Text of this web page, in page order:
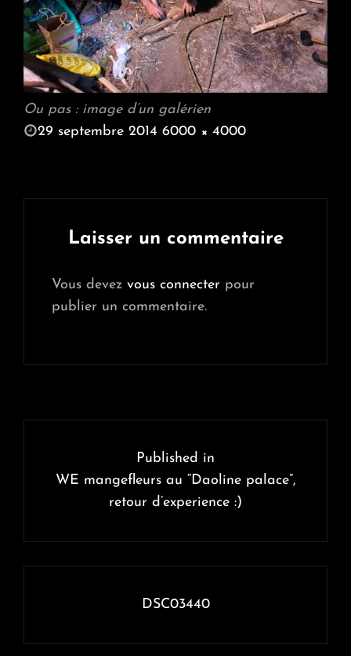
Ou pas : image d’un galérien
POSTED
29 septembre 2014 6000 × 4000
Laisser un commentaire
Vous devez vous connecter pour
publier un commentaire.
l’article
Published in
WE mangefleurs au “Daoline palace”,
retour d’experience :)
DSC03440